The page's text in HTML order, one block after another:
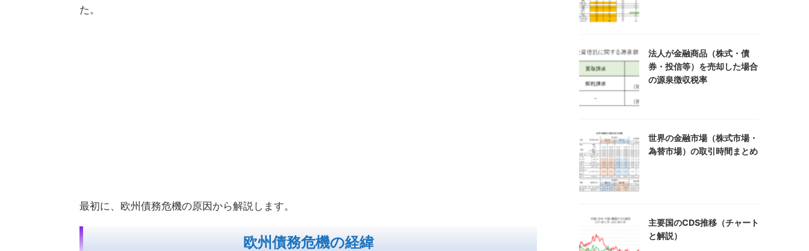
た。
最初に、欧州債務危機の原因から解説します。
欧州債務危機の経緯
法人が金融商品（株式・債
券・投信等）を売却した場合
の源泉徴収税率
世界の金融市場（株式市場・
為替市場）の取引時間まとめ
主要国のCDS推移（チャート
と解説）